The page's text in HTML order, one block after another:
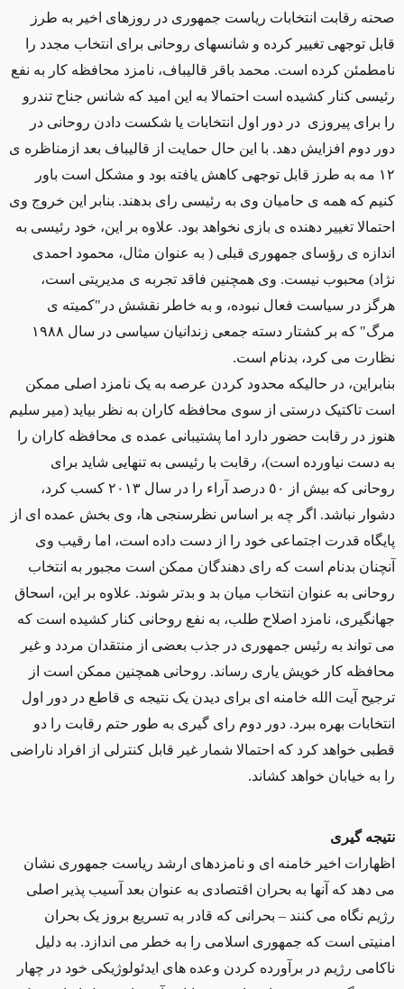
صحنه رقابت انتخابات ریاست جمهوری در روزهای اخیر به طرز
قابل توجهی تغییر کرده و شانسهای روحانی برای انتخاب مجدد را
نامطمئن کرده است. محمد باقر قالیباف، نامزد محافظه کار به نفع
رئیسی کنار کشیده است احتمالا به این امید که شانس جناح تندرو
را برای پیروزی در دور اول انتخابات یا شکست دادن روحانی در
دور دوم افزایش دهد. با این حال حمایت از قالیباف بعد ازمناظره ی
١٢ مه به طرز قابل توجهی کاهش یافته بود و مشکل است باور
کنیم که همه ی حامیان وی به رئیسی رای بدهند. بنابر این خروج وی
احتمالا تغییر دهنده ی بازی نخواهد بود. علاوه بر این، خود رئیسی به
اندازه ی رؤسای جمهوری قبلی ( به عنوان مثال، محمود احمدی
نژاد) محبوب نیست. وی همچنین فاقد تجربه ی مدیریتی است،
هرگز در سیاست فعال نبوده، و به خاطر نقشش در"کمیته ی
مرگ" که بر کشتار دسته جمعی زندانیان سیاسی در سال ١٩٨٨
نظارت می کرد، بدنام است.
بنابراین، در حالیکه محدود کردن عرصه به یک نامزد اصلی ممکن
است تاکتیک درستی از سوی محافظه کاران به نظر بیاید (میر سلیم
هنوز در رقابت حضور دارد اما پشتیبانی عمده ی محافظه کاران را
به دست نیاورده است)، رقابت با رئیسی به تنهایی شاید برای
روحانی که بیش از ٥٠ درصد آراء را در سال ٢٠١٣ کسب کرد،
دشوار نباشد. اگر چه بر اساس نظرسنجی ها، وی بخش عمده ای از
پایگاه قدرت اجتماعی خود را از دست داده است، اما رقیب وی
آنچنان بدنام است که رای دهندگان ممکن است مجبور به انتخاب
روحانی به عنوان انتخاب میان بد و بدتر شوند. علاوه بر این، اسحاق
جهانگیری، نامزد اصلاح طلب، به نفع روحانی کنار کشیده است که
می تواند به رئیس جمهوری در جذب بعضی از منتقدان مردد و غیر
محافظه کار خویش یاری رساند. روحانی همچنین ممکن است از
ترجیح آیت الله خامنه ای برای دیدن یک نتیجه ی قاطع در دور اول
انتخابات بهره ببرد. دور دوم رای گیری به طور حتم رقابت را دو
قطبی خواهد کرد که احتمالا شمار غیر قابل کنترلی از افراد ناراضی
را به خیابان خواهد کشاند.
نتیجه گیری
اظهارات اخیر خامنه ای و نامزدهای ارشد ریاست جمهوری نشان
می دهد که آنها به بحران اقتصادی به عنوان بعد آسیب پذیر اصلی
رژیم نگاه می کنند – بحرانی که قادر به تسریع بروز یک بحران
امنیتی است که جمهوری اسلامی را به خطر می اندازد. به دلیل
ناکامی رژیم در برآورده کردن وعده های ایدئولوژیکی خود در چهار